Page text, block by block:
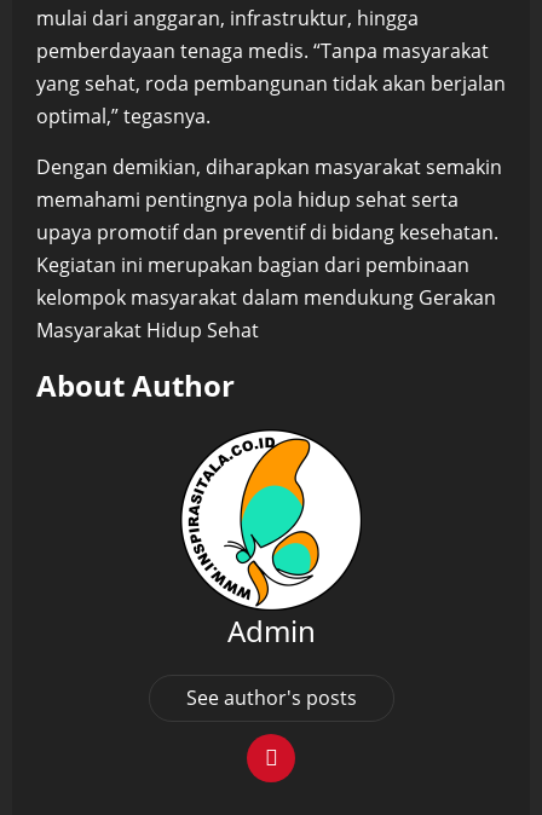
mulai dari anggaran, infrastruktur, hingga
pemberdayaan tenaga medis. “Tanpa masyarakat
yang sehat, roda pembangunan tidak akan berjalan
optimal,” tegasnya.
Dengan demikian, diharapkan masyarakat semakin
memahami pentingnya pola hidup sehat serta
upaya promotif dan preventif di bidang kesehatan.
Kegiatan ini merupakan bagian dari pembinaan
kelompok masyarakat dalam mendukung Gerakan
Masyarakat Hidup Sehat
About Author
Admin
See author's posts